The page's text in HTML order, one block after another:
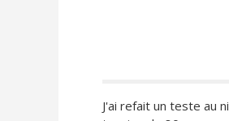
J'ai refait un teste au